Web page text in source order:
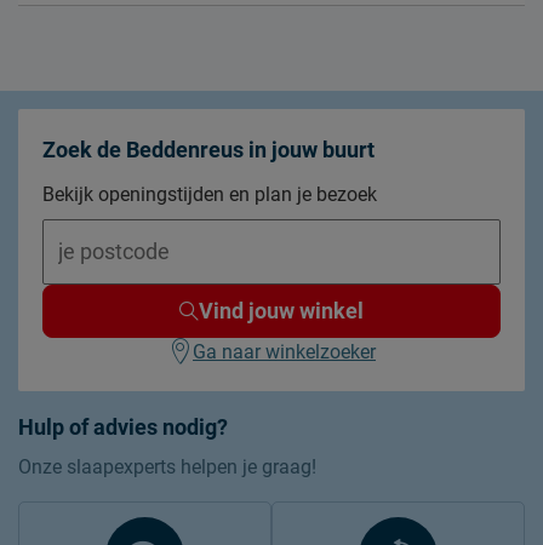
Hulp of advies nodig?
Onze slaapexperts helpen je graag!
Zoek de Beddenreus in jouw buurt
Bekijk openingstijden en plan je bezoek
Vind jouw winkel
Ga naar winkelzoeker